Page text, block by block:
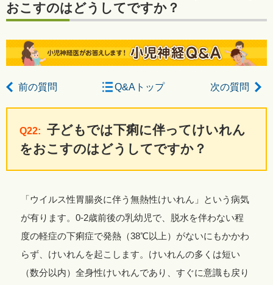
おこすのはどうしてですか？
前の質問 Q&Aトップ 次の質問
Q22:
子どもでは下痢に伴ってけいれん
をおこすのはどうしてですか？
「ウイルス性胃腸炎に伴う無熱性けいれん」という病気
が有ります。0-2歳前後の乳幼児で、脱水を伴わない程
度の軽症の下痢症で発熱（38℃以上）がないにもかかわ
らず、けいれんを起こします。けいれんの多くは短い
（数分以内）全身性けいれんであり、すぐに意識も戻り